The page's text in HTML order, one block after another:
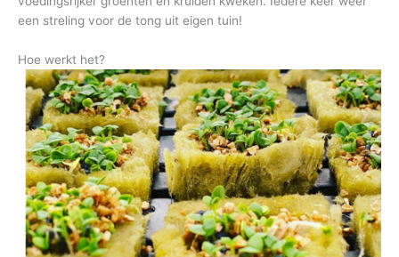
een streling voor de tong uit eigen tuin!
Hoe werkt het?